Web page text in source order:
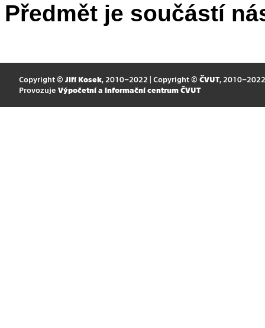
Předmět je součástí
Copyright © Jiří Kosek, 2010–2022 | Copyright © ČVUT, 2010–2022
Provozuje Výpočetní a informační centrum ČVUT